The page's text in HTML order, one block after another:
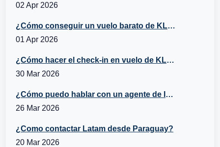
02 Apr 2026
¿Cómo conseguir un vuelo barato de KLM a España?
01 Apr 2026
¿Cómo hacer el check-in en vuelo de KLM?
30 Mar 2026
¿Cómo puedo hablar con un agente de Iberia desde Belice?
26 Mar 2026
¿Como contactar Latam desde Paraguay?
20 Mar 2026